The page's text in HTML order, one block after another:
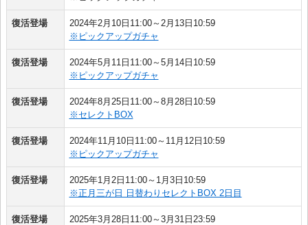
復活登場
2024年2月10日11:00～2月13日10:59
※ピックアップガチャ
復活登場
2024年5月11日11:00～5月14日10:59
※ピックアップガチャ
復活登場
2024年8月25日11:00～8月28日10:59
※セレクトBOX
復活登場
2024年11月10日11:00～11月12日10:59
※ピックアップガチャ
復活登場
2025年1月2日11:00～1月3日10:59
※正月三が日 日替わりセレクトBOX 2日目
復活登場 2025年3月28日11:00～3月31日23:59